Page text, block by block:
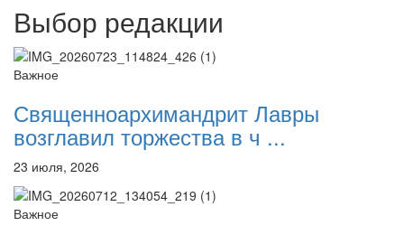
Выбор редакции
Важное
Священноархимандрит Лавры
возглавил торжества в ч ...
23 июля, 2026
Важное